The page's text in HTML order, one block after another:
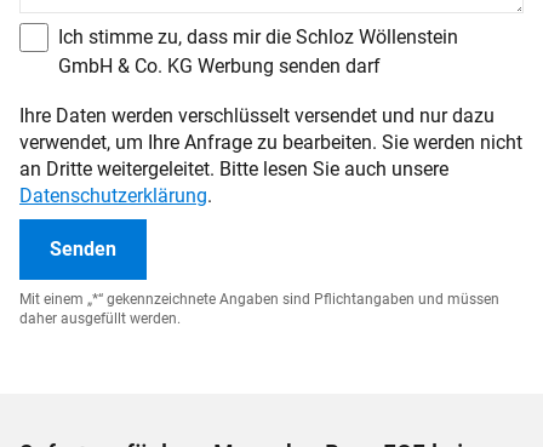
Ich stimme zu, dass mir die Schloz Wöllenstein
GmbH & Co. KG Werbung senden darf
Ihre Daten werden verschlüsselt versendet und nur dazu
verwendet, um Ihre Anfrage zu bearbeiten. Sie werden nicht
an Dritte weitergeleitet. Bitte lesen Sie auch unsere
Datenschutzerklärung.
Mit einem „*“ gekennzeichnete Angaben sind Pflichtangaben und müssen
daher ausgefüllt werden.